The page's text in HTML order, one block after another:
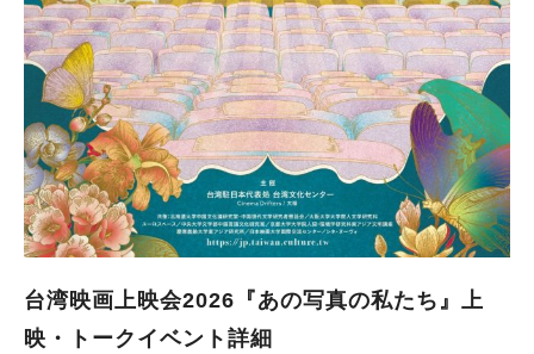
台湾映画上映会2026『あの写真の私たち』上
映・トークイベント詳細